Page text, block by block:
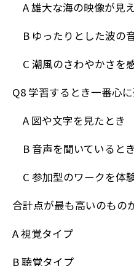
A 雄大な海の映像が見
B ゆったりとした波の
C 潮風のさわやかさを
Q8 学習するとき一番心
A 図や文字を見たとき
B 音声を聞いているとき
C 参加型のワークを体
合計点が最も高いのもの
A 視覚タイプ
B 聴覚タイプ